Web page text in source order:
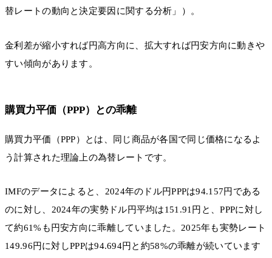
替レートの動向と決定要因に関する分析」）。
金利差が縮小すれば円高方向に、拡大すれば円安方向に動きや
すい傾向があります。
購買力平価（PPP）との乖離
購買力平価（PPP）とは、同じ商品が各国で同じ価格になるよ
う計算された理論上の為替レートです。
IMFのデータによると、2024年のドル円PPPは94.157円である
のに対し、2024年の実勢ドル円平均は151.91円と、PPPに対し
て約61%も円安方向に乖離していました。2025年も実勢レート
149.96円に対しPPPは94.694円と約58%の乖離が続いています